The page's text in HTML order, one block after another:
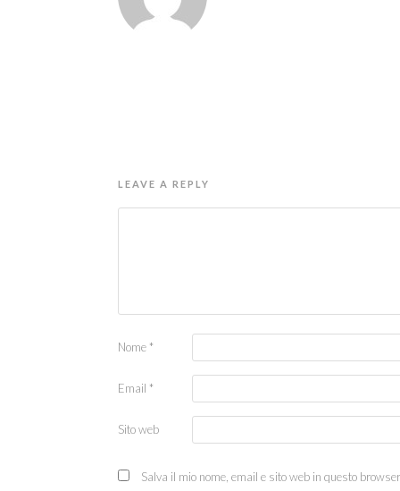
LEAVE A REPLY
Nome *
Email *
Sito web
Salva il mio nome, email e sito web in questo